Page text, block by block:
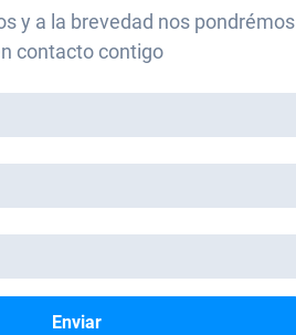
y a la brevedad nos pondrémos
contacto contigo
Enviar